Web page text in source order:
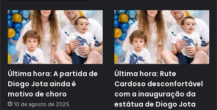
Última hora: A partida de
Diogo Jota ainda é
motivo de choro
10 de agosto de 2025
Última hora: Rute
Cardoso desconfortável
com a inauguração da
estátua de Diogo Jota